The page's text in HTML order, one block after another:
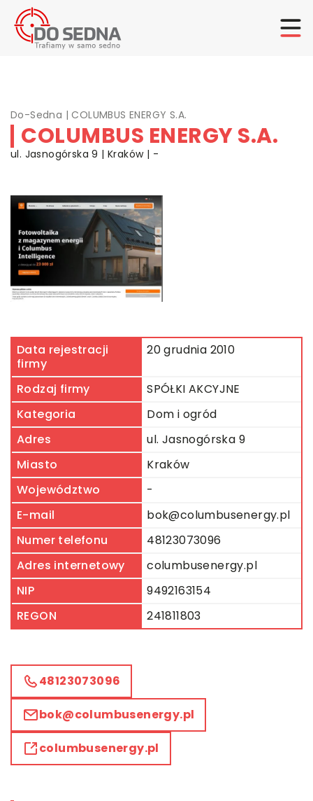
Do-Sedna |COLUMBUS ENERGY S.A.
COLUMBUS ENERGY S.A.
ul. Jasnogórska 9 | Kraków | -
Data rejestracji
firmy
20 grudnia 2010
Rodzaj firmy
SPÓŁKI AKCYJNE
Kategoria
Dom i ogród
Adres
ul. Jasnogórska 9
Miasto
Kraków
Województwo
-
E-mail
bok@columbusenergy.pl
Numer telefonu
48123073096
Adres internetowy
columbusenergy.pl
NIP
9492163154
REGON
241811803
48123073096
bok@columbusenergy.pl
columbusenergy.pl